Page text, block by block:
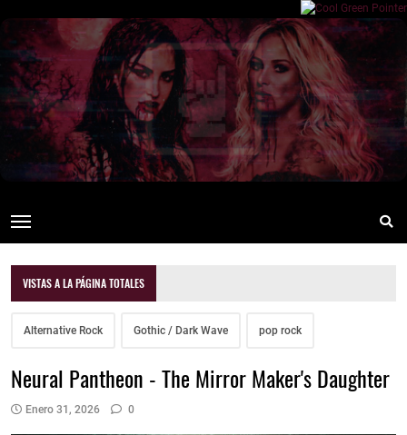
VISTAS A LA PÁGINA TOTALES
Alternative Rock Gothic / Dark Wave pop rock
Neural Pantheon - The Mirror Maker's Daughter
Enero 31, 2026 0